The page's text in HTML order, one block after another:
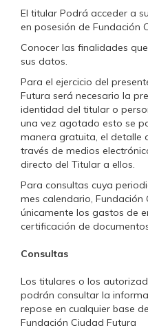
El titular Podrá acceder a
en posesión de Fundación
Conocer las finalidades
sus datos.
Para el ejercicio del
Futura será necesario la
identidad del titular o
una vez agotado esto se
manera gratuita, el detalle
través de medios
directo del Titular a ellos.
Para consultas cuya
mes calendario,
únicamente los gastos de
certificación de
Consultas
Los titulares o los
podrán consultar la
repose en cualquier base
Fundación Ciudad Futura